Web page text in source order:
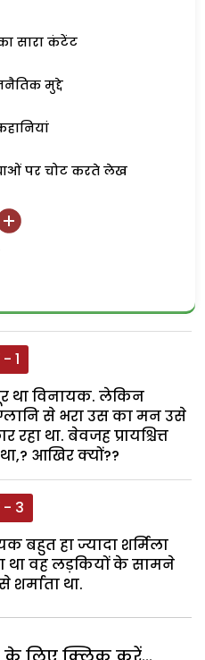
सारा कंटेंट
मुद्दे
पर चोट करते लेख
1
था विनायक. लेकिन
से भरा उस का मन उसे
रहा था. बेवजह प्रायश्चित्त
आखिर क्यों??
- 3
बहुत हा ज्यादा शर्मिला
था वह लड़कियों के सामने
था.